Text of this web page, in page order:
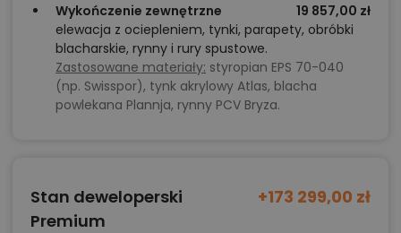
Wykończenie zewnętrzne
19 857,00 zł
elewacja z ociepleniem, tynki, parapety, obróbki
blacharskie, rynny i rury spustowe.
Zastosowane materiały: styropian EPS 70-040
(np. Swisspor), tynk akrylowy Atlas, blacha
powlekana Plannja, rynny PCV Bryza.
Stan deweloperski
Premium
+173 299,00 zł